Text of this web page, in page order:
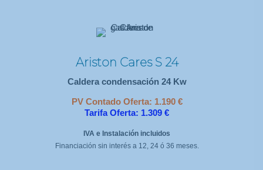
Ariston Cares S 24
Caldera condensación 24 Kw
PV Contado Oferta: 1.190 €
Tarifa Oferta: 1.309 €
IVA e Instalación incluidos
Financiación sin interés a 12, 24 ó 36 meses.